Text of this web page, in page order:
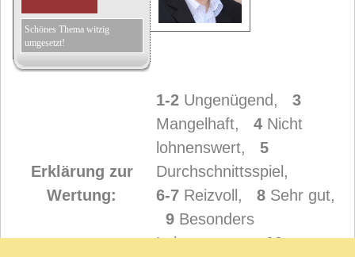
Schönes Thema witzig
umgesetzt!
Erklärung zur
Wertung:
1-2 Ungenügend, 3
Mangelhaft, 4 Nicht
lohnenswert, 5
Durchschnittsspiel,
6-7 Reizvoll, 8 Sehr gut,
9 Besonders
Lohnenswert,10